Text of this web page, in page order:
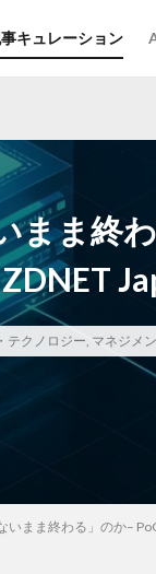
キュレーション
まま終
テクノロジー, マネジメ
まま終わる」のか–